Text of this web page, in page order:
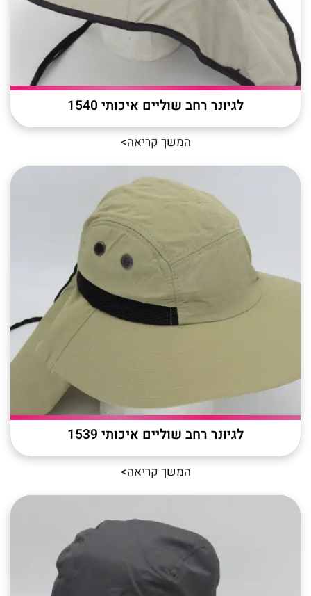
לגיונר רחב שוליים איכותי 1540
המשך קריאה>
לגיונר רחב שוליים איכותי 1539
המשך קריאה>